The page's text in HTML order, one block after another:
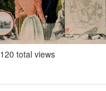
120 total views